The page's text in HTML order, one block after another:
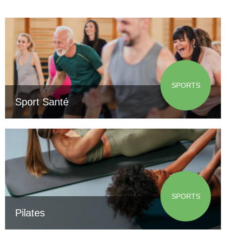
Sport Santé
SPORTS
Pilates
SPORTS